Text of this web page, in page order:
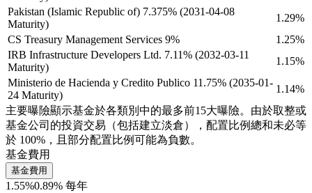
Pakistan (Islamic Republic of) 7.375% (2031-04-08
Maturity)
1.29%
CS Treasury Management Services 9%
1.25%
IRB Infrastructure Developers Ltd. 7.11% (2032-03-11
Maturity)
1.15%
Ministerio de Hacienda y Credito Publico 11.75% (2035-01-
24 Maturity)
1.14%
主要曝險顯示基金於各類別中的最多前15大曝險。由於取整或
基金公司的投資交易（包括建立淡倉），配置比例總和未必等
於 100%，且部分配置比例可能為負數。
基金費用
基金費用
1.55%0.89% 每年